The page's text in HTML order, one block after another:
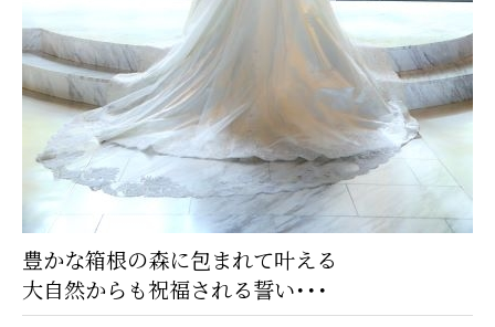
豊かな箱根の森に包まれて叶える
大自然からも祝福される誓い・・・